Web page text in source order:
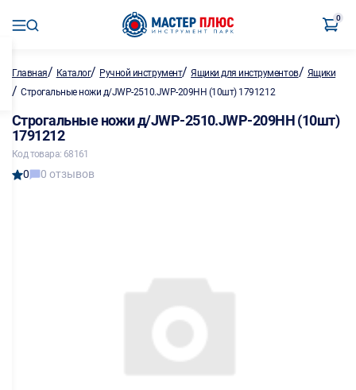
0
Главная/ Каталог/ Ручной инструмент/Ящики для инструментов/ Ящики
/ Строгальные ножи д/JWP-2510.JWP-209HH (10шт) 1791212
Строгальные ножи д/JWP-2510.JWP-209HH (10шт)
1791212
Код товара: 68161
0 0 отзывов